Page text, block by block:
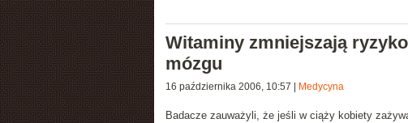
Witaminy zmniejszają
mózgu
16 października 2006, 10:57 Medycyna
Badacze zauważyli, że jeśli w ciąży kobiety